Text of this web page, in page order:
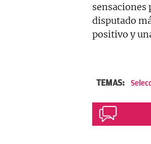
sensaciones
disputado
positivo y
TEMAS: